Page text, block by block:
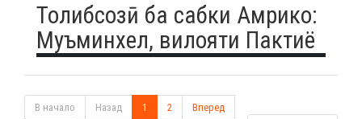
Толибсозӣ ба сабки Амрико:
Муъминхел, вилояти Пактиё
В начало Назад 1 2 Вперед